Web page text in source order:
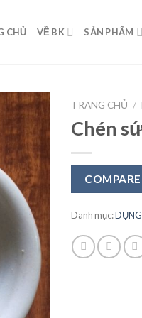
CHỦ VỀ BK SẢN PHẨM
Add to
Wishlist
TRANG CHỦ /
Chén
COMPARE
Danh mục: